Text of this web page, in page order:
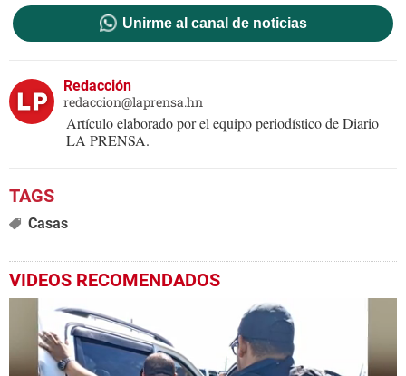
Unirme al canal de noticias
Redacción
redaccion@laprensa.hn
Artículo elaborado por el equipo periodístico de Diario
LA PRENSA.
Casas
VIDEOS RECOMENDADOS